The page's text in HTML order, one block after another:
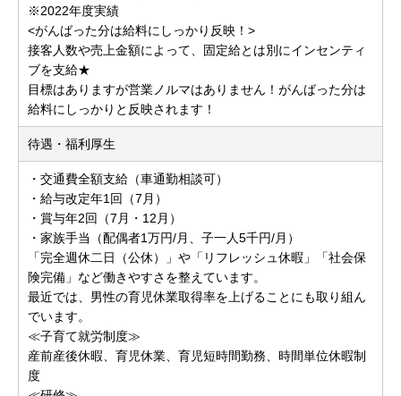
※2022年度実績
<がんばった分は給料にしっかり反映！>
接客人数や売上金額によって、固定給とは別にインセンティ
ブを支給★
目標はありますが営業ノルマはありません！がんばった分は
給料にしっかりと反映されます！
待遇・福利厚生
・交通費全額支給（車通勤相談可）
・給与改定年1回（7月）
・賞与年2回（7月・12月）
・家族手当（配偶者1万円/月、子一人5千円/月）
「完全週休二日（公休）」や「リフレッシュ休暇」「社会保
険完備」など働きやすさを整えています。
最近では、男性の育児休業取得率を上げることにも取り組ん
でいます。
≪子育て就労制度≫
産前産後休暇、育児休業、育児短時間勤務、時間単位休暇制
度